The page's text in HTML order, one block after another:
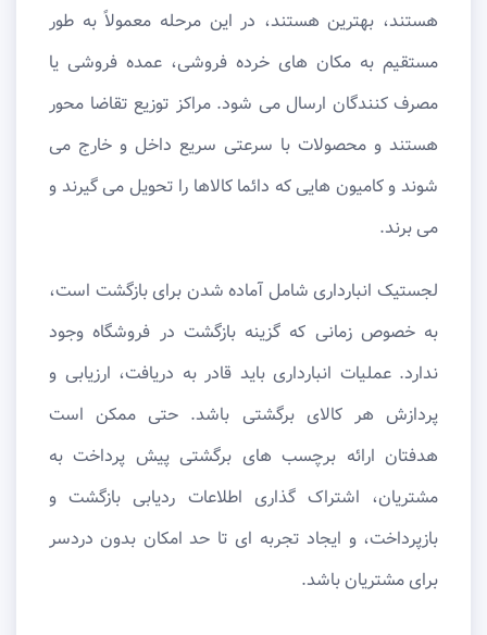
هستند، بهترین هستند، در این مرحله معمولاً به طور
مستقیم به مکان های خرده فروشی، عمده فروشی یا
مصرف کنندگان ارسال می شود. مراکز توزیع تقاضا محور
هستند و محصولات با سرعتی سریع داخل و خارج می
‌شوند و کامیون ‌هایی که دائما کالاها را تحویل می ‌گیرند و
می ‌برند.
لجستیک انبارداری شامل آماده شدن برای بازگشت است،
به خصوص زمانی که گزینه بازگشت در فروشگاه وجود
ندارد. عملیات انبارداری باید قادر به دریافت، ارزیابی و
پردازش هر کالای برگشتی باشد. حتی ممکن است
هدفتان ارائه برچسب ‌های برگشتی پیش ‌پرداخت به
مشتریان، اشتراک ‌گذاری اطلاعات ردیابی بازگشت و
بازپرداخت، و ایجاد تجربه ‌ای تا حد امکان بدون دردسر
برای مشتریان باشد.